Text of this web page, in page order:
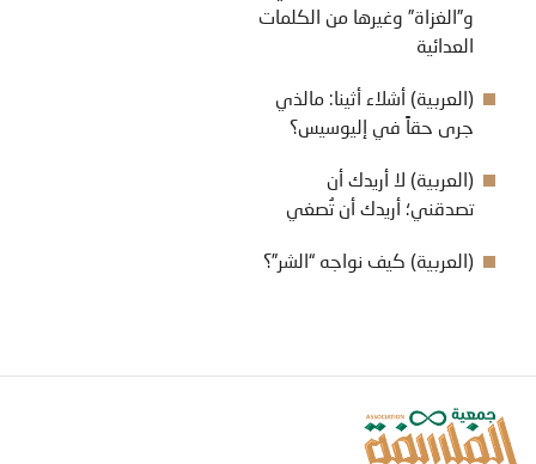
و”الغزاة” وغيرها من الكلمات
العدائية
(العربية) أشلاء أثينا: مالذي
جرى حقاً في إليوسيس؟
(العربية) لا أريدك أن
تصدقني؛ أريدك أن تُصغي
(العربية) كيف نواجه “الشر”؟